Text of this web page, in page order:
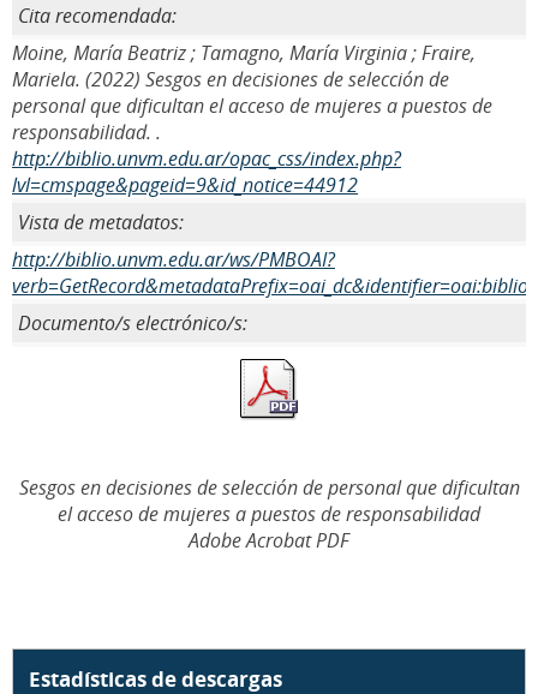
Cita recomendada:
Moine, María Beatriz ; Tamagno, María Virginia ; Fraire,
Mariela. (2022) Sesgos en decisiones de selección de
personal que dificultan el acceso de mujeres a puestos de
responsabilidad. .
http://biblio.unvm.edu.ar/opac_css/index.php?
lvl=cmspage&pageid=9&id_notice=44912
Vista de metadatos:
http://biblio.unvm.edu.ar/ws/PMBOAI?
Documento/s electrónico/s:
Sesgos en decisiones de selección de personal que dificultan
el acceso de mujeres a puestos de responsabilidad
Adobe Acrobat PDF
Estadísticas de descargas